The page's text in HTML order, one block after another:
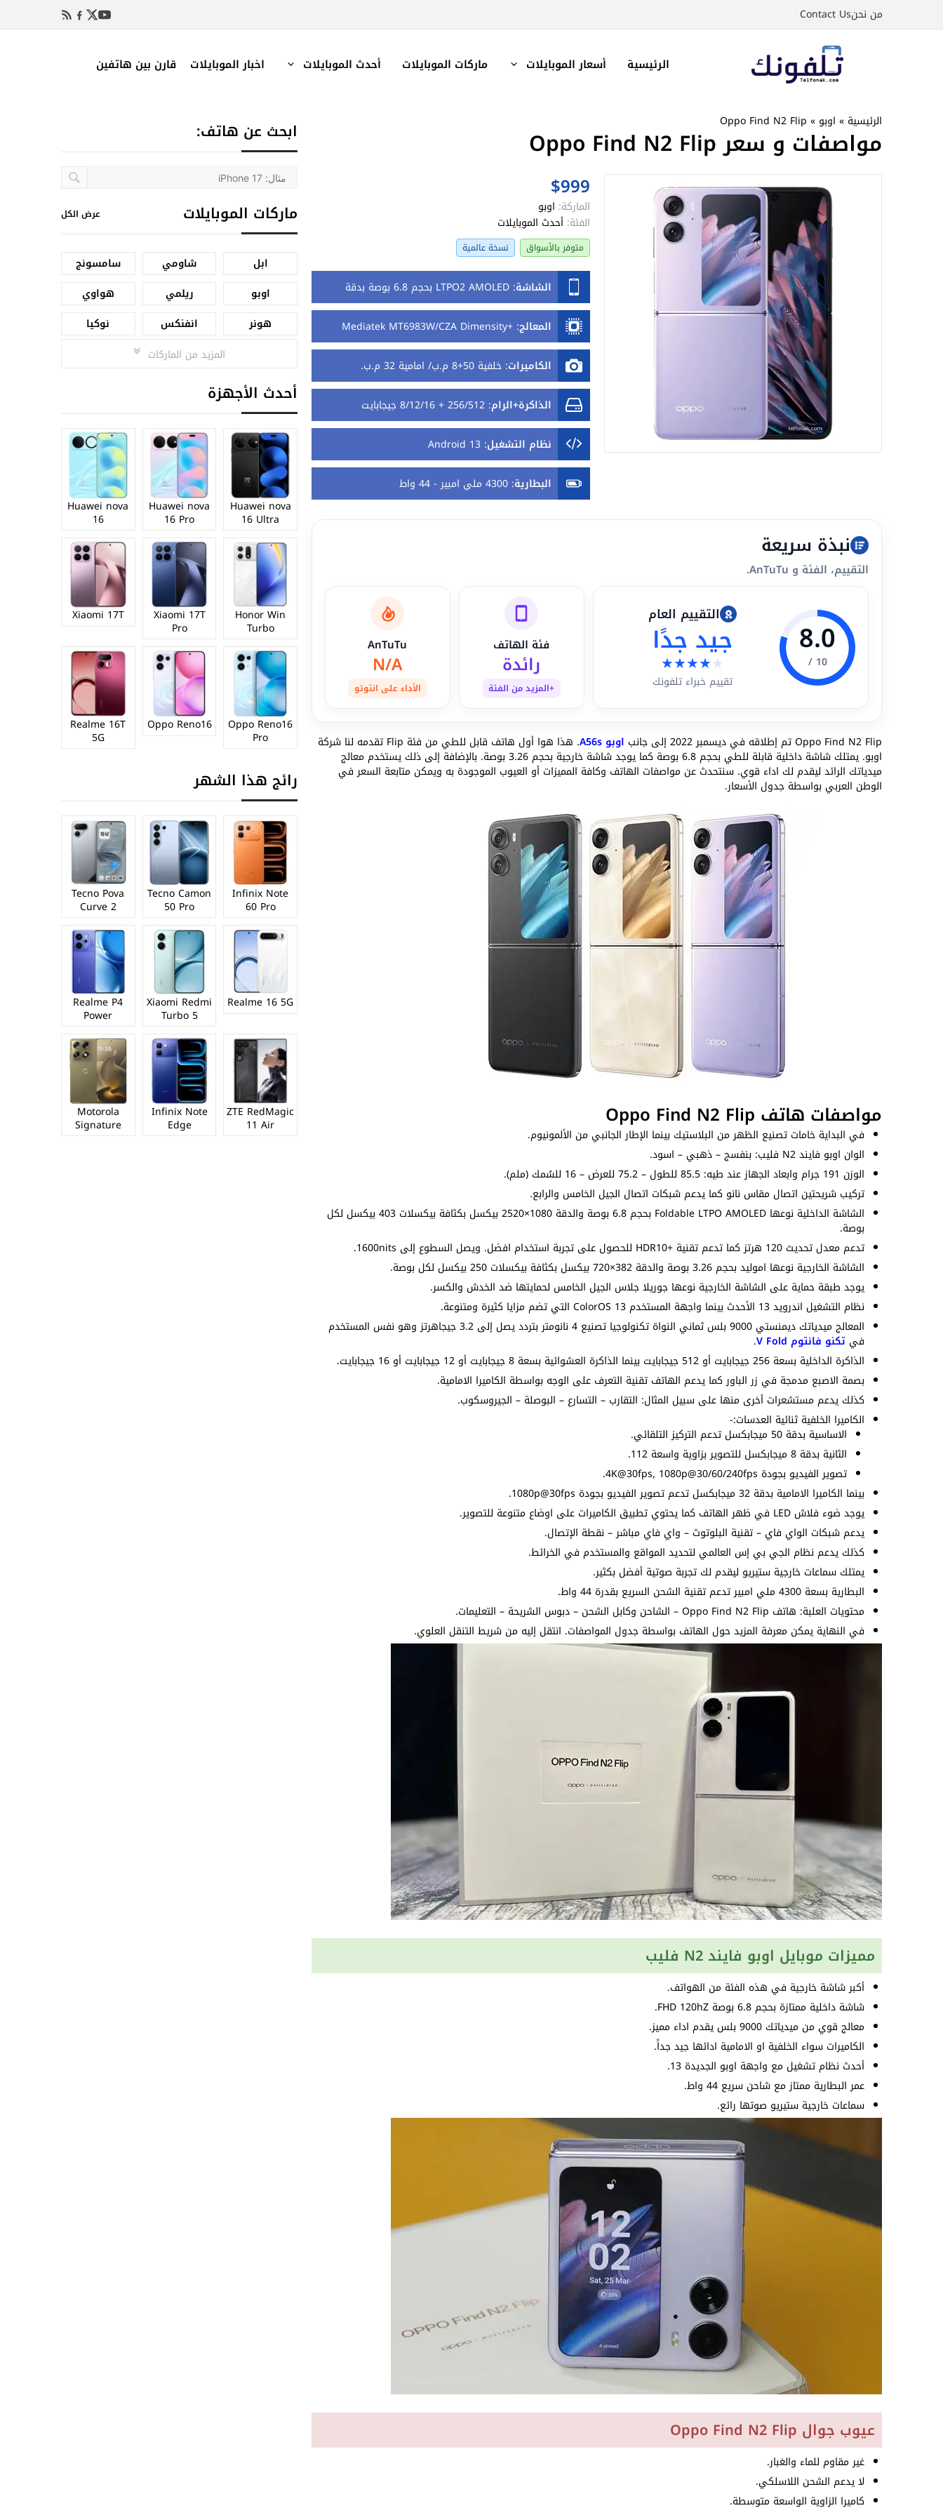
من نحنContact Us
الرئيسية أسعار الموبايلات ماركات الموبايلات أحدث الموبايلات اخبار الموبايلات قارن بين هاتفين
الرئيسية » اوبو »
Oppo Find N2 Flip
مواصفات و سعر Oppo Find N2 Flip
$999
الماركة: اوبو
الفئة: أحدث الموبايلات
متوفر بالأسواق نسخة عالمية
الشاشة: LTPO2 AMOLED بحجم 6.8 بوصة بدقة
FHD+
المعالج:
+Mediatek MT6983W/CZA Dimensity
9000
الكاميرات:خلفية 50+8 م.ب/ امامية 32 م.ب.
الذاكرة+الرام:256/512 + 8/12/16 جيجابايت
نظام التشغيل:
Android 13
البطارية:4300 ملي امبير - 44 واط
نبذة سريعة
التقييم، الفئة و AnTuTu.
8.0
10 /
التقييم العام
جيد جدًا
★★★★★
تقييم خبراء تلفونك
فئة الهاتف
رائدة
+المزيد من الفئة
AnTuTu
N/A
الأداء على انتوتو
Oppo Find N2 Flip تم إطلاقه في ديسمبر 2022 إلى جانب اوبو A56s . هذا هوا أول هاتف قابل للطي من فئة Flip تقدمه لنا شركة
اوبو. يمتلك شاشة داخلية قابلة للطي بحجم 6.8 بوصة كما يوجد شاشة خارجية بحجم 3.26 بوصة. بالإضافة إلى ذلك يستخدم معالج
ميدياتك الرائد ليقدم لك اداء قوي. سنتحدث عن مواصفات الهاتف وكافة المميزات أو العيوب الموجودة به ويمكن متابعة السعر في
الوطن العربي بواسطة جدول الأسعار.
مواصفات هاتف Oppo Find N2 Flip
في البداية خامات تصنيع الظهر من البلاستيك بينما الإطار الجانبي من الألمونيوم.
الوان اوبو فايند N2 فليب: بنفسج – ذهبي – اسود.
الوزن 191 جرام وابعاد الجهاز عند طيه: 85.5 للطول – 75.2 للعرض – 16 للسُمك (ملم).
تركيب شريحتين اتصال مقاس نانو كما يدعم شبكات اتصال الجيل الخامس والرابع.
الشاشة الداخلية نوعها Foldable LTPO AMOLED بحجم 6.8 بوصة والدقة 1080×2520 بيكسل بكثافة بيكسلات 403 بيكسل لكل
بوصة.
تدعم معدل تحديث 120 هرتز كما تدعم تقنية +HDR10 للحصول على تجربة استخدام افضل. ويصل السطوع إلى 1600nits.
الشاشة الخارجية نوعها اموليد بحجم 3.26 بوصة والدقة 382×720 بيكسل بكثافة بيكسلات 250 بيكسل لكل بوصة.
يوجد طبقة حماية على الشاشة الخارجية نوعها جوريلا جلاس الجيل الخامس لحمايتها ضد الخدش والكسر.
نظام التشغيل اندرويد 13 الأحدث بينما واجهة المستخدم ColorOS 13 التي تضم مزايا كثيرة ومتنوعة.
المعالج ميدياتك ديمنستي 9000 بلس ثماني النواة تكنولوجيا تصنيع 4 نانومتر بتردد يصل إلى 3.2 جيجاهرتز وهو نفس المستخدم
في تكنو فانتوم V Fold
.
الذاكرة الداخلية بسعة 256 جيجابايت أو 512 جيجابايت بينما الذاكرة العشوائية بسعة 8 جيجابايت أو 12 جيجابايت أو 16 جيجابايت.
بصمة الاصبع مدمجة في زر الباور كما يدعم الهاتف تقنية التعرف على الوجه بواسطة الكاميرا الامامية.
كذلك يدعم مستشعرات أخرى منها على سبيل المثال: التقارب – التسارع – البوصلة – الجيروسكوب.
الكاميرا الخلفية ثنائية العدسات:-
الاساسية بدقة 50 ميجابكسل تدعم التركيز التلقائي.
الثانية بدقة 8 ميجابكسل للتصوير بزاوية واسعة 112.
تصوير الفيديو بجودة 4K@30fps, 1080p@30/60/240fps.
بينما الكاميرا الامامية بدقة 32 ميجابكسل تدعم تصوير الفيديو بجودة 1080p@30fps.
يوجد ضوء فلاش LED في ظهر الهاتف كما يحتوي تطبيق الكاميرات على اوضاع متنوعة للتصوير.
يدعم شبكات الواي فاي – تقنية البلوتوث – واي فاي مباشر – نقطة الإتصال.
كذلك يدعم نظام الجي بي إس العالمي لتحديد المواقع والمستخدم في الخرائط.
يمتلك سماعات خارجية ستيريو ليقدم لك تجربة صوتية أفضل بكثير.
البطارية بسعة 4300 ملي امبير تدعم تقنية الشحن السريع بقدرة 44 واط.
محتويات العلبة: هاتف Oppo Find N2 Flip – الشاحن وكابل الشحن – دبوس الشريحة – التعليمات.
في النهاية يمكن معرفة المزيد حول الهاتف بواسطة جدول المواصفات. انتقل إليه من شريط التنقل العلوي.
مميزات موبايل اوبو فايند N2 فليب
أكبر شاشة خارجية في هذه الفئة من الهواتف.
شاشة داخلية ممتازة بحجم 6.8 بوصة FHD 120hZ.
معالج قوي من ميدياتك 9000 بلس يقدم اداء مميز.
الكاميرات سواء الخلفية او الامامية ادائها جيد جداً.
أحدث نظام تشغيل مع واجهة اوبو الجديدة 13.
عمر البطارية ممتاز مع شاحن سريع 44 واط.
سماعات خارجية ستيريو صوتها رائع.
عيوب جوال Oppo Find N2 Flip
غير مقاوم للماء والغبار.
لا يدعم الشحن اللاسلكي.
كاميرا الزاوية الواسعة متوسطة.
ابحث عن هاتف:
ماركات الموبايلات عرض الكل
ابل شاومي
سامسونج
اوبو
ريلمي
هواوي
هونر
انفنكس
نوكيا
المزيد من الماركات
أحدث الأجهزة
Huawei nova
16 Ultra
Huawei nova
16 Pro
Huawei nova
16
Honor Win
Turbo
Xiaomi 17T
Pro
Xiaomi 17T
Oppo Reno16
Pro
Oppo Reno16
Realme 16T
5G
رائج هذا الشهر
Infinix Note
60 Pro
Tecno Camon
50 Pro
Tecno Pova
Curve 2
Realme 16 5G
Xiaomi Redmi
Turbo 5
Realme P4
Power
ZTE RedMagic
11 Air
Infinix Note
Edge
Motorola
Signature